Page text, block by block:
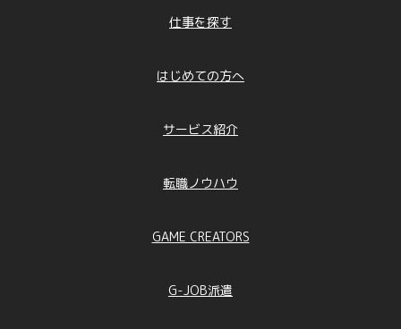
報」 ： 会員登録、当社サービス提供、連絡等
情報の掲載、連絡等のため
「お問合せ者情報」 ： お問合せに回答する
「本人および代理人の情報（開示等請求
時）」 ： 開示等の求めに回答するため
取得する場合の個人情報）
「受託した業務により取得した個人情報」 ：
フターケアなどに利用するため
「求人サイトから取得した情報」 ： 求人者に
仕事を探す
はじめての方へ
サービス紹介
転職ノウハウ
GAME CREATORS
G-JOB派遣